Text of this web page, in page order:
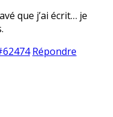
que j’ai écrit… je
Répondre